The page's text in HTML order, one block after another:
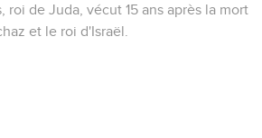
roi de Juda, vécut 15 ans après la mort
et le roi d'Israël.